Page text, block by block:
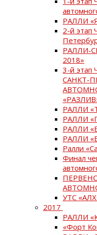
РАЛЛИ
2-й этап
РАЛЛИ-
2018»
3-й
САНКТ-
РАЛЛИ
РАЛЛИ
РАЛЛИ
РАЛЛИ
Ралли
Финал
УТС
2017
РАЛЛИ
«Форт